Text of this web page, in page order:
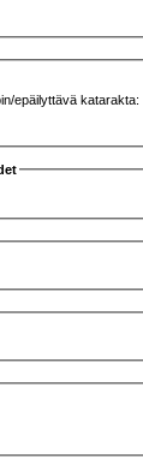
epäilyttävä katarakta: